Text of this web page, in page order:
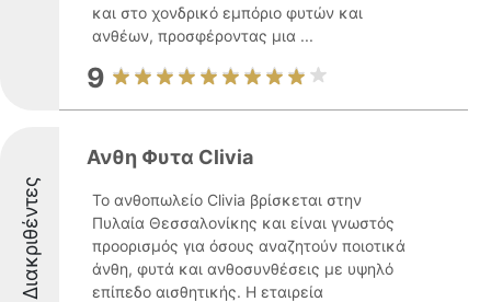
και στο χονδρικό εμπόριο φυτών και
ανθέων, προσφέροντας μια ...
9
Διακριθέντες
Ανθη Φυτα Clivia
Το ανθοπωλείο Clivia βρίσκεται στην
Πυλαία Θεσσαλονίκης και είναι γνωστός
προορισμός για όσους αναζητούν ποιοτικά
άνθη, φυτά και ανθοσυνθέσεις με υψηλό
επίπεδο αισθητικής. Η εταιρεία